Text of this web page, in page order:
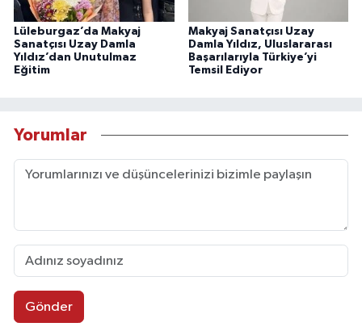
Lüleburgaz’da Makyaj
Sanatçısı Uzay Damla
Yıldız’dan Unutulmaz
Eğitim
Makyaj Sanatçısı Uzay
Damla Yıldız, Uluslararası
Başarılarıyla Türkiye’yi
Temsil Ediyor
Yorumlar
Gönder